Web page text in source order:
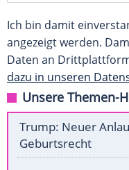
Ich bin damit
angezeigt werden.
Daten an
dazu in unseren
Unsere Themen-
Trump: Neuer
Geburtsrecht